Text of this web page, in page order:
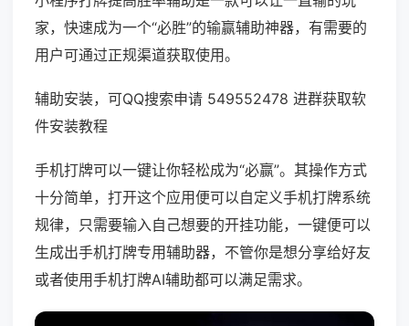
家，快速成为一个“必胜”的输赢辅助神器，有需要的
用户可通过正规渠道获取使用。
辅助安装，可QQ搜索申请 549552478 进群获取软
件安装教程
手机打牌可以一键让你轻松成为“必赢”。其操作方式
十分简单，打开这个应用便可以自定义手机打牌系统
规律，只需要输入自己想要的开挂功能，一键便可以
生成出手机打牌专用辅助器，不管你是想分享给好友
或者使用手机打牌AI辅助都可以满足需求。